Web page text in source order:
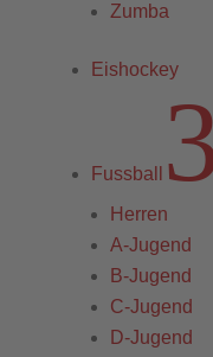
Zumba
Eishockey
Fussball
Herren
A-Jugend
B-Jugend
C-Jugend
D-Jugend